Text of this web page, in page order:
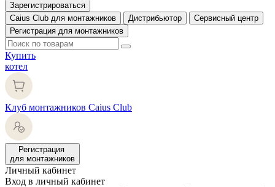
Зарегистрироваться
Caius Club для монтажников
Дистрибьютор
Сервисный центр
Регистрация для монтажников
Купить
котел
Клуб монтажников Caius Club
Регистрация
для монтажников
Личный кабинет
Вход в личный кабинет